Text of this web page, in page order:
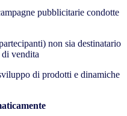
pubblicitarie condotte
non sia destinatario
vendita
di prodotti e dinamiche